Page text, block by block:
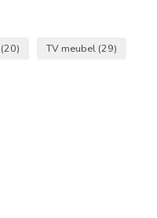
(20) TV meubel (29)